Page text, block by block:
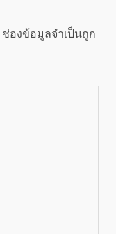
ช่องข้อมูลจำเป็นถูก